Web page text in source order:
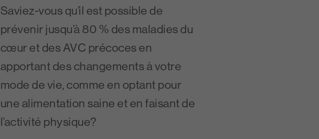
Saviez-vous qu’il est possible de
prévenir jusqu’à 80 % des maladies du
cœur et des AVC précoces en
apportant des changements à votre
mode de vie, comme en optant pour
une alimentation saine et en faisant de
l’activité physique?